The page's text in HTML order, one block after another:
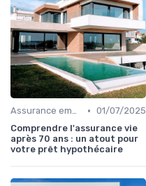
Assurance emprunteur • 01/07/2025
Comprendre l'assurance vie
après 70 ans : un atout pour
votre prêt hypothécaire